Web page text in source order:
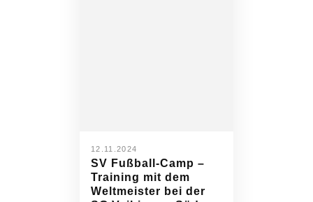
12.11.2024
SV Fußball-Camp –
Training mit dem
Weltmeister bei der